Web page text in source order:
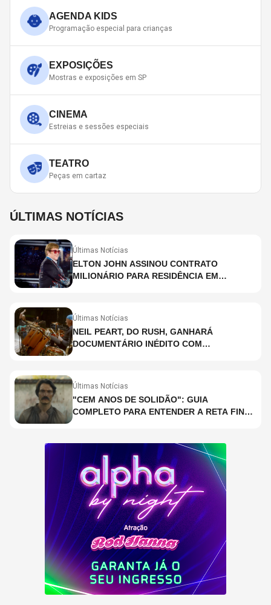
AGENDA KIDS
Programação especial para crianças
EXPOSIÇÕES
Mostras e exposições em SP
CINEMA
Estreias e sessões especiais
TEATRO
Peças em cartaz
ÚLTIMAS NOTÍCIAS
Últimas Notícias
ELTON JOHN ASSINOU CONTRATO
MILIONÁRIO PARA RESIDÊNCIA EM
Últimas Notícias
NEIL PEART, DO RUSH, GANHARÁ
DOCUMENTÁRIO INÉDITO COM
Últimas Notícias
"CEM ANOS DE SOLIDÃO": GUIA
COMPLETO PARA ENTENDER A RETA FINAL